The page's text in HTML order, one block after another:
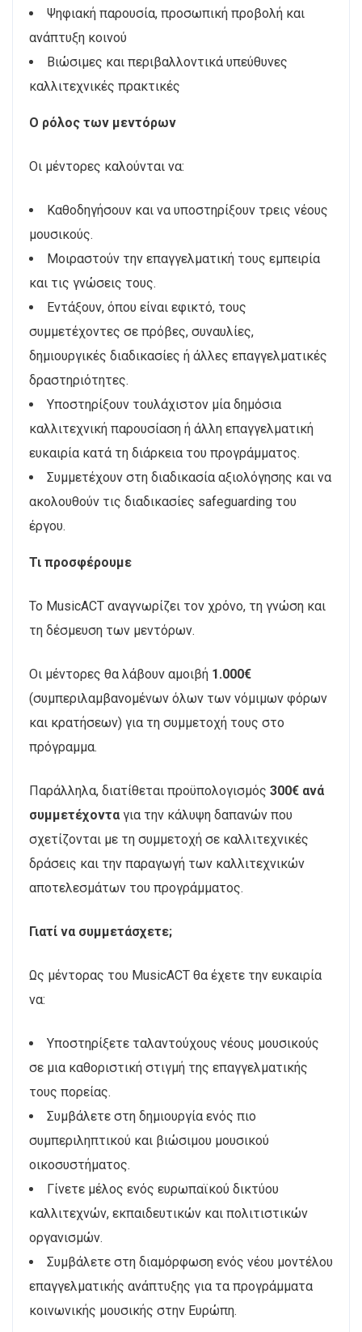
Ψηφιακή παρουσία, προσωπική προβολή και
ανάπτυξη κοινού
Βιώσιμες και περιβαλλοντικά υπεύθυνες
καλλιτεχνικές πρακτικές
Ο ρόλος των μεντόρων
Οι μέντορες καλούνται να:
Καθοδηγήσουν και να υποστηρίξουν τρεις νέους
μουσικούς.
Μοιραστούν την επαγγελματική τους εμπειρία
και τις γνώσεις τους.
Εντάξουν, όπου είναι εφικτό, τους
συμμετέχοντες σε πρόβες, συναυλίες,
δημιουργικές διαδικασίες ή άλλες επαγγελματικές
δραστηριότητες.
Υποστηρίξουν τουλάχιστον μία δημόσια
καλλιτεχνική παρουσίαση ή άλλη επαγγελματική
ευκαιρία κατά τη διάρκεια του προγράμματος.
Συμμετέχουν στη διαδικασία αξιολόγησης και να
ακολουθούν τις διαδικασίες safeguarding του
έργου.
Τι προσφέρουμε
Το MusicACT αναγνωρίζει τον χρόνο, τη γνώση και
τη δέσμευση των μεντόρων.
Οι μέντορες θα λάβουν αμοιβή 1.000€
(συμπεριλαμβανομένων όλων των νόμιμων φόρων
και κρατήσεων) για τη συμμετοχή τους στο
πρόγραμμα.
Παράλληλα, διατίθεται προϋπολογισμός 300€ ανά
συμμετέχονταγια την κάλυψη δαπανών που
σχετίζονται με τη συμμετοχή σε καλλιτεχνικές
δράσεις και την παραγωγή των καλλιτεχνικών
αποτελεσμάτων του προγράμματος.
Γιατί να συμμετάσχετε;
Ως μέντορας του MusicACT θα έχετε την ευκαιρία
να:
Υποστηρίξετε ταλαντούχους νέους μουσικούς
σε μια καθοριστική στιγμή της επαγγελματικής
τους πορείας.
Συμβάλετε στη δημιουργία ενός πιο
συμπεριληπτικού και βιώσιμου μουσικού
οικοσυστήματος.
Γίνετε μέλος ενός ευρωπαϊκού δικτύου
καλλιτεχνών, εκπαιδευτικών και πολιτιστικών
οργανισμών.
Συμβάλετε στη διαμόρφωση ενός νέου μοντέλου
επαγγελματικής ανάπτυξης για τα προγράμματα
κοινωνικής μουσικής στην Ευρώπη.